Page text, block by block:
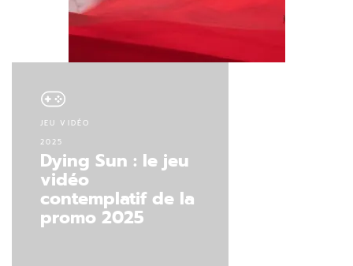
JEU VIDÉO
2025
Dying Sun : le jeu
vidéo
contemplatif de la
promo 2025